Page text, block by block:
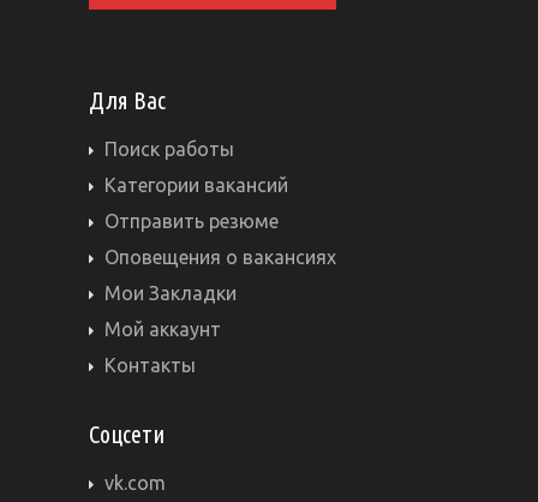
Для Вас
Поиск работы
Категории вакансий
Отправить резюме
Оповещения о вакансиях
Мои Закладки
Мой аккаунт
Контакты
Соцсети
vk.com